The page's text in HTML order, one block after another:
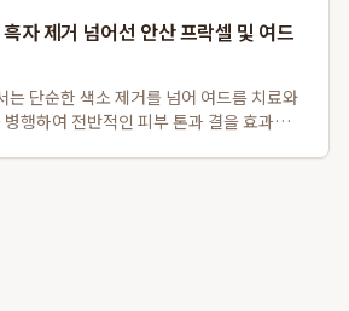
자 제거 넘어선 안산 프락셀 및 여드
는 단순한 색소 제거를 넘어 여드름 치료와
행하여 전반적인 피부 톤과 결을 효과적